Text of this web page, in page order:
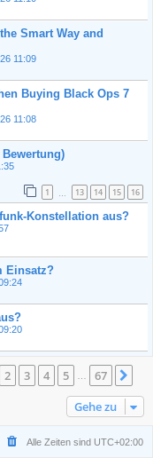
Smart Way and
11:09
Buying Black Ops 7
11:08
1 13 14 15 16
Konstellation aus?
Einsatz?
1von 67
2 3 4 5 67
Gehe zu
Alle Zeiten sind UTC+02:00